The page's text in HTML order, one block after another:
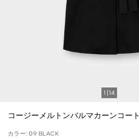
1 14
コージーメルトンバルマカーンコート
カラー: 09 BLACK